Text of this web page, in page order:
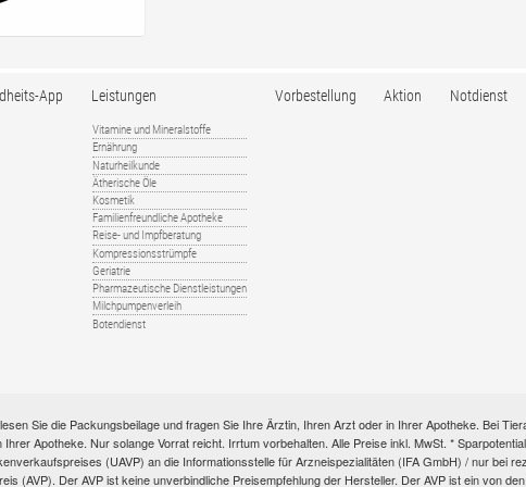
App Leistungen
Vitamine und Mineralstoffe
Ernährung
Naturheilkunde
Ätherische Öle
Kosmetik
Familienfreundliche Apotheke
Reise- und Impfberatung
Kompressionsstrümpfe
Geriatrie
Pharmazeutische Dienstleistungen
Milchpumpenverleih
Botendienst
Vorbestellung Aktion Notdienst
Sie die Packungsbeilage und fragen Sie Ihre Ärztin, Ihren Arzt oder in Ihrer Apotheke. Bei
Apotheke. Nur solange Vorrat reicht. Irrtum vorbehalten. Alle Preise inkl. MwSt. *
(UAVP) an die Informationsstelle für Arzneispezialitäten (IFA GmbH) / nur bei
(AVP). Der AVP ist keine unverbindliche Preisempfehlung der Hersteller. Der AVP ist ein von